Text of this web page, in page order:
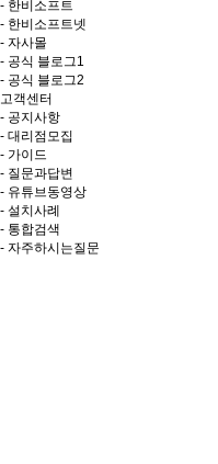
- 한비소프트
- 한비소프트넷
- 자사몰
- 공식 블로그1
- 공식 블로그2
고객센터
- 공지사항
- 대리점모집
- 가이드
- 질문과답변
- 유튜브동영상
- 설치사례
- 통합검색
- 자주하시는질문